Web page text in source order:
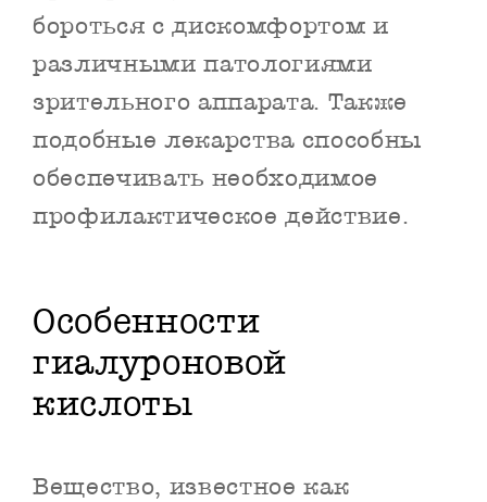
бороться с дискомфортом и
различными патологиями
зрительного аппарата. Также
подобные лекарства способны
обеспечивать необходимое
профилактическое действие.
Особенности
гиалуроновой
кислоты
Вещество, известное как